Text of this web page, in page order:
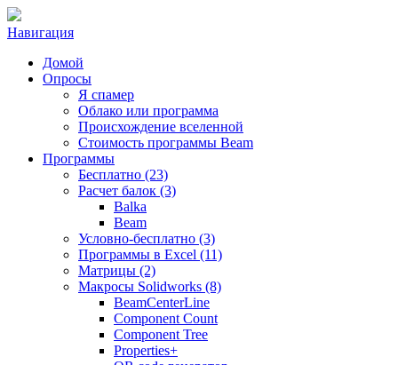
Навигация
Домой
Опросы
Я спамер
Облако или программа
Происхождение вселенной
Стоимость программы Beam
Программы
Бесплатно (23)
Расчет балок (3)
Balka
Beam
Условно-бесплатно (3)
Программы в Excel (11)
Матрицы (2)
Макросы Solidworks (8)
BeamCenterLine
Component Count
Component Tree
Properties+